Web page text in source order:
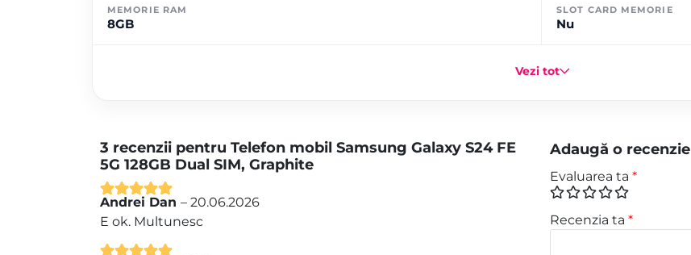
MEMORIE RAM
8GB
SLOT CARD MEMORIE
Nu
Vezi tot
3 recenzii pentru Telefon mobil Samsung Galaxy S24 FE
5G 128GB Dual SIM, Graphite
Evaluat la5
din 5
Andrei Dan – 20.06.2026
E ok. Multunesc
Adaugă o recenzie
Evaluarea ta *
Recenzia ta *